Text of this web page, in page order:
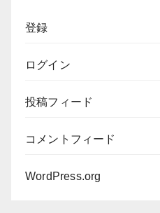
登録
ログイン
投稿フィード
コメントフィード
WordPress.org